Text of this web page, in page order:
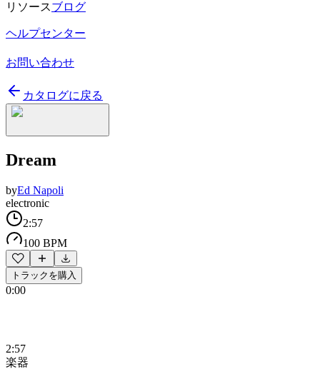
リソースブログ
ヘルプセンター
お問い合わせ
カタログに戻る
Dream
byEd Napoli
electronic
2:57
100 BPM
トラックを購入
0:00
2:57
楽器